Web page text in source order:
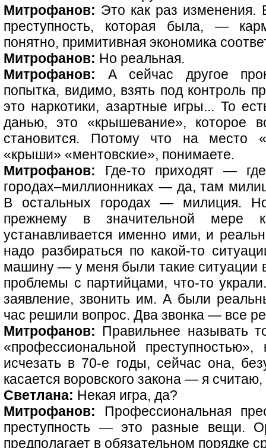
Митрофанов: Это как раз изменения.
преступность, которая была, —
понятно, примитивная экономика
Митрофанов: Но реальная.
Митрофанов: А сейчас другое
попытка, видимо, взять под контроль
это наркотики, азартные игры... То
данью, это «крышевание», которое
становится. Потому что на место
«крыши» «ментовские», понимаете.
Митрофанов: Где-то приходят —
городах–миллионниках — да, там
В остальных городах — милиция.
прежнему в значительной мере
устанавливается именно ими, и
надо разбираться по какой-то
машину — у меня были такие ситуации
проблемы с партийцами, что-то
заявление, звонить им. А были
час решили вопрос. Два звонка — все
Митрофанов: Правильнее называть
«профессиональной
исчезать в 70-е годы, сейчас она,
касается воровского закона — я считаю,
Светлана: Некая игра, да?
Митрофанов: Профессиональная
преступность — это разные вещи.
предполагает в обязательном порядке